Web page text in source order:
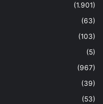
(1.901)
(63)
(103)
(5)
(967)
(39)
(53)